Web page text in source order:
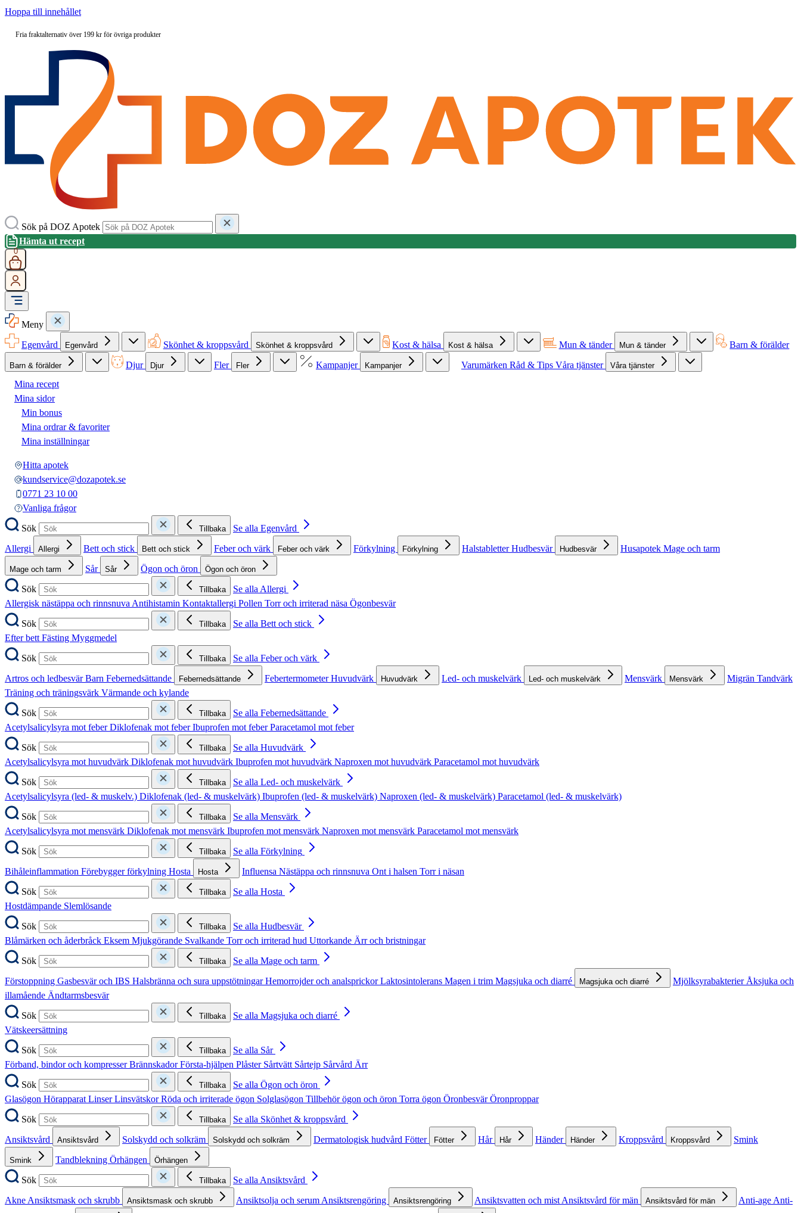
Hoppa till innehållet
Fria fraktalternativ över 199 kr för övriga produkter
Sök på DOZ Apotek
Hämta ut recept
0
Meny
Egenvård
Egenvård Skönhet & kroppsvård Skönhet & kroppsvård Kost & hälsa Kost & hälsa Mun & tänder Mun & tänder Barn & förälder
Barn & förälder Djur Djur Fler Fler Kampanjer Kampanjer Varumärken Råd & Tips Våra tjänster Våra tjänster
Mina recept
Mina sidor
Min bonus
Mina ordrar & favoriter
Mina inställningar
Hitta apotek
kundservice@dozapotek.se
0771 23 10 00
Vanliga frågor
Sök
Tillbaka
Se alla Egenvård
Allergi
Allergi Bett och stick Bett och stick Feber och värk Feber och värk Förkylning Förkylning HalstabletterHudbesvär Hudbesvär Husapotek Mage och tarm
Mage och tarm Sår Sår Ögon och öron Ögon och öron
Sök Tillbaka
Se alla Allergi
Allergisk nästäppa och rinnsnuva Antihistamin Kontaktallergi Pollen Torr och irriterad näsa Ögonbesvär
Sök
Tillbaka
Se alla Bett och stick
Efter bett Fästing Myggmedel
Sök
Tillbaka
Se alla Feber och värk
Artros och ledbesvärBarn Febernedsättande Febernedsättande FebertermometerHuvudvärk Huvudvärk Led- och muskelvärk Led- och muskelvärk Mensvärk Mensvärk Migrän Tandvärk
Träning och träningsvärk Värmande och kylande
Sök
Tillbaka
Se alla Febernedsättande
Acetylsalicylsyra mot feberDiklofenak mot feberIbuprofen mot feberParacetamol mot feber
Sök
Tillbaka
Se alla Huvudvärk
Acetylsalicylsyra mot huvudvärk Diklofenak mot huvudvärk Ibuprofen mot huvudvärk Naproxen mot huvudvärk Paracetamol mot huvudvärk
Sök
Tillbaka
Se alla Led- och muskelvärk
Acetylsalicylsyra (led- & muskelv.) Diklofenak (led- & muskelvärk) Ibuprofen (led- & muskelvärk) Naproxen (led- & muskelvärk) Paracetamol (led- & muskelvärk)
Sök
Tillbaka
Se alla Mensvärk
Acetylsalicylsyra mot mensvärk Diklofenak mot mensvärk Ibuprofen mot mensvärk Naproxen mot mensvärk Paracetamol mot mensvärk
Sök
Tillbaka
Se alla Förkylning
Bihåleinflammation Förebygger förkylning Hosta Hosta Influensa Nästäppa och rinnsnuva Ont i halsen Torr i näsan
Sök
Tillbaka
Se alla Hosta
Hostdämpande Slemlösande
Sök
Tillbaka
Se alla Hudbesvär
Blåmärken och åderbråck Eksem Mjukgörande Svalkande Torr och irriterad hud Uttorkande Ärr och bristningar
Sök
Tillbaka
Se alla Mage och tarm
Förstoppning Gasbesvär och IBS Halsbränna och sura uppstötningarHemorrojder och analsprickorLaktosintolerans Magen i trim Magsjuka och diarré Magsjuka och diarré Mjölksyrabakterier Åksjuka och
illamående Ändtarmsbesvär
Sök
Tillbaka
Se alla Magsjuka och diarré
Vätskeersättning
Sök
Tillbaka
Se alla Sår
Förband, bindor och kompresserBrännskadorFörsta-hjälpen Plåster Sårtvätt Sårtejp Sårvård Ärr
Sök
Tillbaka
Se alla Ögon och öron
Glasögon Hörapparat LinserLinsvätskorRöda och irriterade ögon Solglasögon Tillbehör ögon och öron Torra ögon ÖronbesvärÖronproppar
Sök
Tillbaka
Se alla Skönhet & kroppsvård
Ansiktsvård
Ansiktsvård Solskydd och solkräm Solskydd och solkräm Dermatologisk hudvård Fötter Fötter Hår Hår Händer Händer Kroppsvård Kroppsvård Smink
Smink Tandblekning Örhängen Örhängen
Sök Tillbaka
Se alla Ansiktsvård
Akne Ansiktsmask och skrubb Ansiktsmask och skrubb Ansiktsolja och serum Ansiktsrengöring Ansiktsrengöring Ansiktsvatten och mist Ansiktsvård för män Ansiktsvård för män Anti-age Anti-